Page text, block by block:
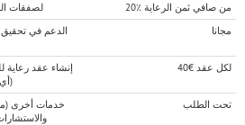
(عمولة المبيعات)
20٪ من صافي ثمن الرعاية
الدعم في
مجانا
إنشاء عقد رعاية
40€ لكل عقد
خدمات أخرى
تحت الطلب